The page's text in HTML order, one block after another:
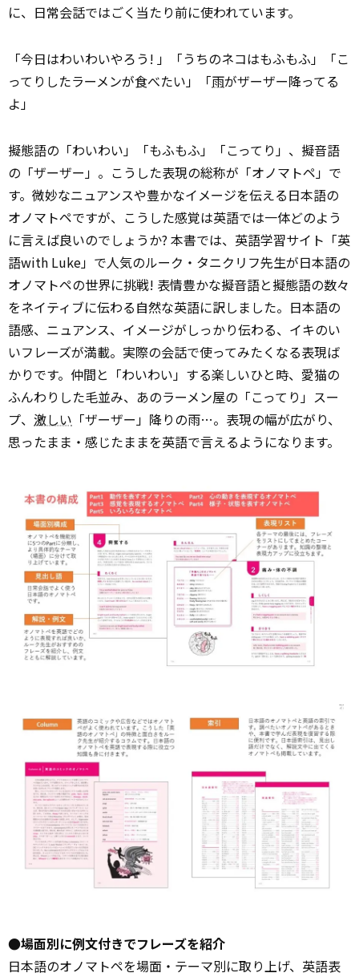
に、日常会話ではごく当たり前に使われています。
「今日はわいわいやろう! 」「うちのネコはもふもふ」「こ
ってりしたラーメンが食べたい」「雨がザーザー降ってる
よ」
擬態語の「わいわい」「もふもふ」「こってり」、擬音語
の「ザーザー」。こうした表現の総称が「オノマトペ」で
す。微妙なニュアンスや豊かなイメージを伝える日本語の
オノマトペですが、こうした感覚は英語では一体どのよう
に言えば良いのでしょうか? 本書では、英語学習サイト「英
語with Luke」で人気のルーク・タニクリフ先生が日本語の
オノマトペの世界に挑戦! 表情豊かな擬音語と擬態語の数々
をネイティブに伝わる自然な英語に訳しました。日本語の
語感、ニュアンス、イメージがしっかり伝わる、イキのい
いフレーズが満載。実際の会話で使ってみたくなる表現ば
かりです。仲間と「わいわい」する楽しいひと時、愛猫の
ふんわりした毛並み、あのラーメン屋の「こってり」スー
プ、 激しい 「ザーザー」降りの雨…。表現の幅が広がり、
思ったまま・感じたままを英語で言えるようになります。
●場面別に例文付きでフレーズを紹介
日本語のオノマトペを場面・テーマ別に取り上げ、英語表